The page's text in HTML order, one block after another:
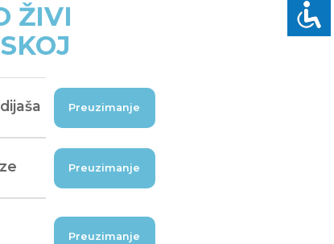
ŽIVI
Preuzimanje
Preuzimanje
Preuzimanje